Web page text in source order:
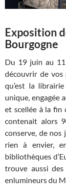
Exposition
Bourgogne
Du 19 juin au
découvrir de vos
qu’est la
unique, engagée
et scellée à la fin
contenait alors
conserve, de nos
rien à envier,
bibliothèques
trouve aussi
enlumineurs du